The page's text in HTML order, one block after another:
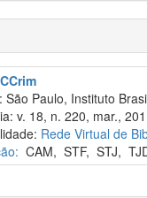
Paulo, Instituto
v. 18, n. 220, mar.,
Rede Virtual de
CAM,STF,STJ,